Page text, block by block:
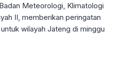
Meteorologi, Klimatologi
II, memberikan peringatan
wilayah Jateng di minggu